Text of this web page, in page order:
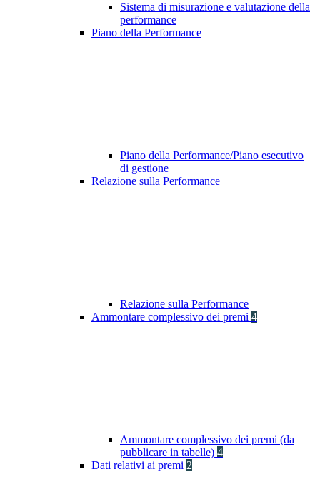
Sistema di misurazione e valutazione della
performance
Piano della Performance
Piano della Performance/Piano esecutivo
di gestione
Relazione sulla Performance
Relazione sulla Performance
Ammontare complessivo dei premi 4
Ammontare complessivo dei premi (da
pubblicare in tabelle) 4
Dati relativi ai premi 2